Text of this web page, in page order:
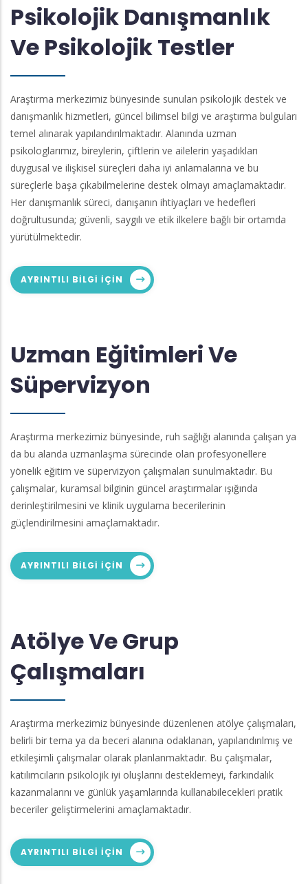
Psikolojik Danışmanlık
Ve Psikolojik Testler
Araştırma merkezimiz bünyesinde sunulan psikolojik destek ve
danışmanlık hizmetleri, güncel bilimsel bilgi ve araştırma bulguları
temel alınarak yapılandırılmaktadır. Alanında uzman
psikologlarımız, bireylerin, çiftlerin ve ailelerin yaşadıkları
duygusal ve ilişkisel süreçleri daha iyi anlamalarına ve bu
süreçlerle başa çıkabilmelerine destek olmayı amaçlamaktadır.
Her danışmanlık süreci, danışanın ihtiyaçları ve hedefleri
doğrultusunda; güvenli, saygılı ve etik ilkelere bağlı bir ortamda
yürütülmektedir.
AYRINTILI BILGI IÇIN
Uzman Eğitimleri Ve
Süpervizyon
Araştırma merkezimiz bünyesinde, ruh sağlığı alanında çalışan ya
da bu alanda uzmanlaşma sürecinde olan profesyonellere
yönelik eğitim ve süpervizyon çalışmaları sunulmaktadır. Bu
çalışmalar, kuramsal bilginin güncel araştırmalar ışığında
derinleştirilmesini ve klinik uygulama becerilerinin
güçlendirilmesini amaçlamaktadır.
AYRINTILI BILGI IÇIN
Atölye Ve Grup
Çalışmaları
Araştırma merkezimiz bünyesinde düzenlenen atölye çalışmaları,
belirli bir tema ya da beceri alanına odaklanan, yapılandırılmış ve
etkileşimli çalışmalar olarak planlanmaktadır. Bu çalışmalar,
katılımcıların psikolojik iyi oluşlarını desteklemeyi, farkındalık
kazanmalarını ve günlük yaşamlarında kullanabilecekleri pratik
beceriler geliştirmelerini amaçlamaktadır.
AYRINTILI BILGI IÇIN